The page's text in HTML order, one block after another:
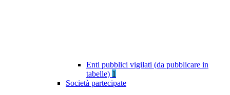
Enti pubblici vigilati (da pubblicare in
tabelle) 1
Società partecipate